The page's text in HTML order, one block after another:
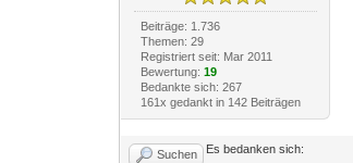
Beiträge: 1.736
Themen: 29
Registriert seit: Mar 2011
Bewertung: 19
Bedankte sich: 267
161x gedankt in 142 Beiträgen
Suchen Es bedanken sich: